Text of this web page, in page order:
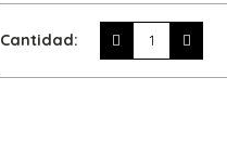
Cantidad: